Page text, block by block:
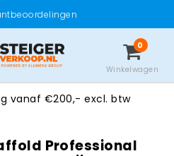
0
Winkelwagen
vanaf €200,- excl. btw
Professional